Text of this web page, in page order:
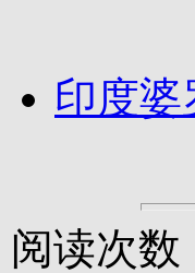
印度
阅读次数